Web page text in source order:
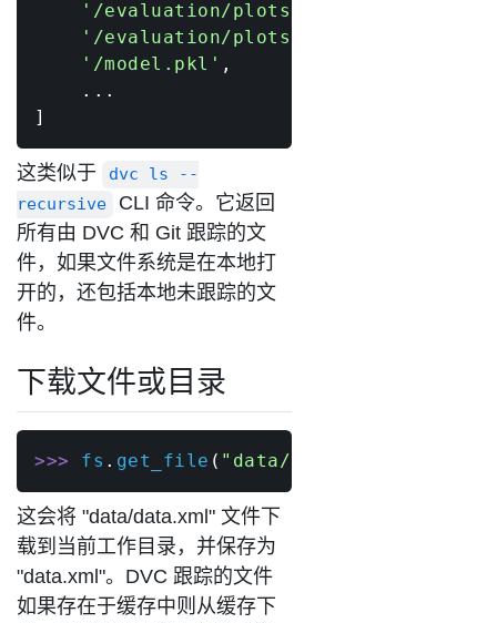
'/evaluation/plots/
'/evaluation/plots/roc.json'
'/model.pkl' ,
. . .
]
这类似于
dvc ls --
recursive
CLI 命令。它返回
所有由 DVC 和 Git 跟踪的文
件，如果文件系统是在本地打
开的，还包括本地未跟踪的文
件。
下载文件或目录
>>> fs . get_file ( "data/data.xml"
这会将 "data/data.xml" 文件下
载到当前工作目录，并保存为
"data.xml"。DVC 跟踪的文件
如果存在于缓存中则从缓存下